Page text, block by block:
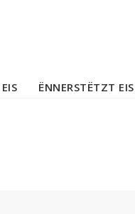
ËNNERSTËTZT